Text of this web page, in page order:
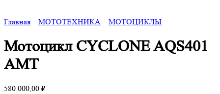
Главная МОТОТЕХНИКА МОТОЦИКЛЫ
Мотоцикл CYCLONE AQS401
AMT
580 000,00 ₽